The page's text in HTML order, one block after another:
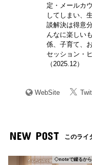
定・メールカ
してしまい、
談解決は得意
んなに楽しい
係、子育て、
セッション・
（2025.12）
WebSite
NEW POST このライ
◇noteで綴るから